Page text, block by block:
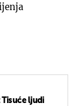
Tisuće ljudi